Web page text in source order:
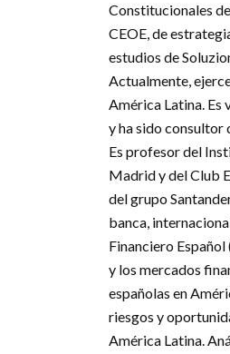
Constitucionales
CEOE, de
estudios de
Actualmente,
América Latina. Es
y ha sido consultor
Es profesor del
Madrid y del Club
del grupo
banca,
Financiero
y los mercados
españolas en
riesgos y
América Latina.